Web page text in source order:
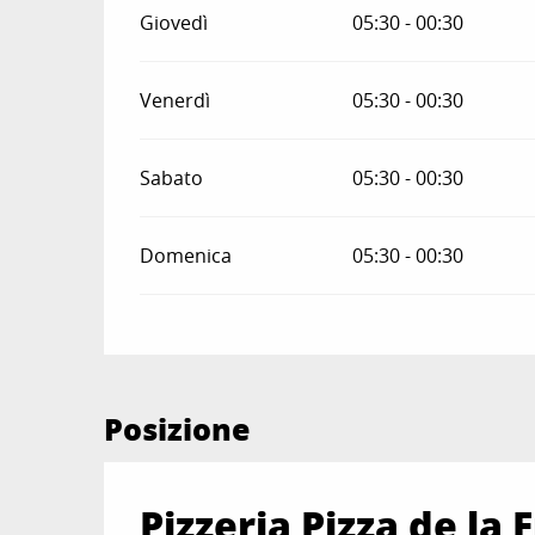
Giovedì 05:30 - 00:30
Venerdì 05:30 - 00:30
Sabato 05:30 - 00:30
Domenica 05:30 - 00:30
Posizione